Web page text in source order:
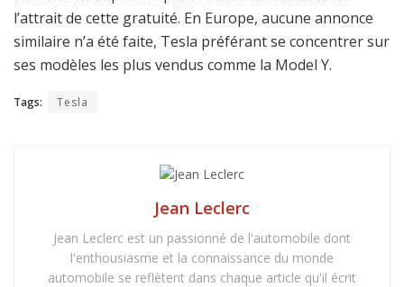
l’attrait de cette gratuité. En Europe, aucune annonce
similaire n’a été faite, Tesla préférant se concentrer sur
ses modèles les plus vendus comme la Model Y.
Tags: Tesla
Jean Leclerc
Jean Leclerc est un passionné de l'automobile dont
l'enthousiasme et la connaissance du monde
automobile se reflètent dans chaque article qu'il écrit